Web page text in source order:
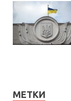
МЕТКИ